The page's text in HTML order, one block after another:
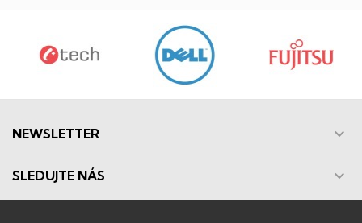
NEWSLETTER 
SLEDUJTE NÁS 